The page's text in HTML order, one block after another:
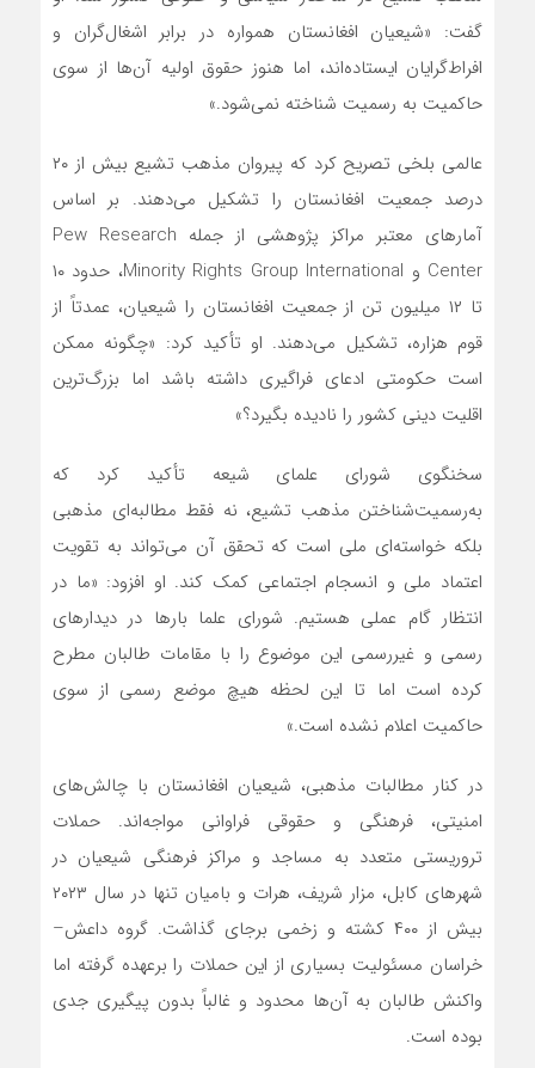
گفت: «شیعیان افغانستان همواره در برابر اشغال‌گران و
افراط‌گرایان ایستاده‌اند، اما هنوز حقوق اولیه آن‌ها از سوی
حاکمیت به رسمیت شناخته نمی‌شود.»
عالمی بلخی تصریح کرد که پیروان مذهب تشیع بیش از ۲۰
درصد جمعیت افغانستان را تشکیل می‌دهند. بر اساس
آمارهای معتبر مراکز پژوهشی از جمله Pew Research
Center و Minority Rights Group International، حدود ۱۰
تا ۱۲ میلیون تن از جمعیت افغانستان را شیعیان، عمدتاً از
قوم هزاره، تشکیل می‌دهند. او تأکید کرد: «چگونه ممکن
است حکومتی ادعای فراگیری داشته باشد اما بزرگ‌ترین
اقلیت دینی کشور را نادیده بگیرد؟»
سخنگوی شورای علمای شیعه تأکید کرد که
به‌رسمیت‌شناختن مذهب تشیع، نه فقط مطالبه‌ای مذهبی
بلکه خواسته‌ای ملی است که تحقق آن می‌تواند به تقویت
اعتماد ملی و انسجام اجتماعی کمک کند. او افزود: «ما در
انتظار گام عملی هستیم. شورای علما بارها در دیدارهای
رسمی و غیررسمی این موضوع را با مقامات طالبان مطرح
کرده است اما تا این لحظه هیچ موضع رسمی از سوی
حاکمیت اعلام نشده است.»
در کنار مطالبات مذهبی، شیعیان افغانستان با چالش‌های
امنیتی، فرهنگی و حقوقی فراوانی مواجه‌اند. حملات
تروریستی متعدد به مساجد و مراکز فرهنگی شیعیان در
شهرهای کابل، مزار شریف، هرات و بامیان تنها در سال ۲۰۲۳
بیش از ۴۰۰ کشته و زخمی برجای گذاشت. گروه داعش–
خراسان مسئولیت بسیاری از این حملات را برعهده گرفته اما
واکنش طالبان به آن‌ها محدود و غالباً بدون پیگیری جدی
بوده است.